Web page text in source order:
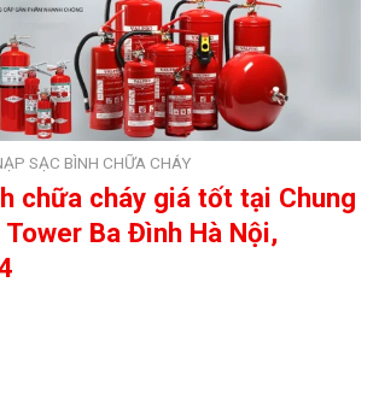
SẠC BÌNH CHỮA CHÁY
chữa cháy giá tốt tại Chung
Ba Đình Hà Nội,